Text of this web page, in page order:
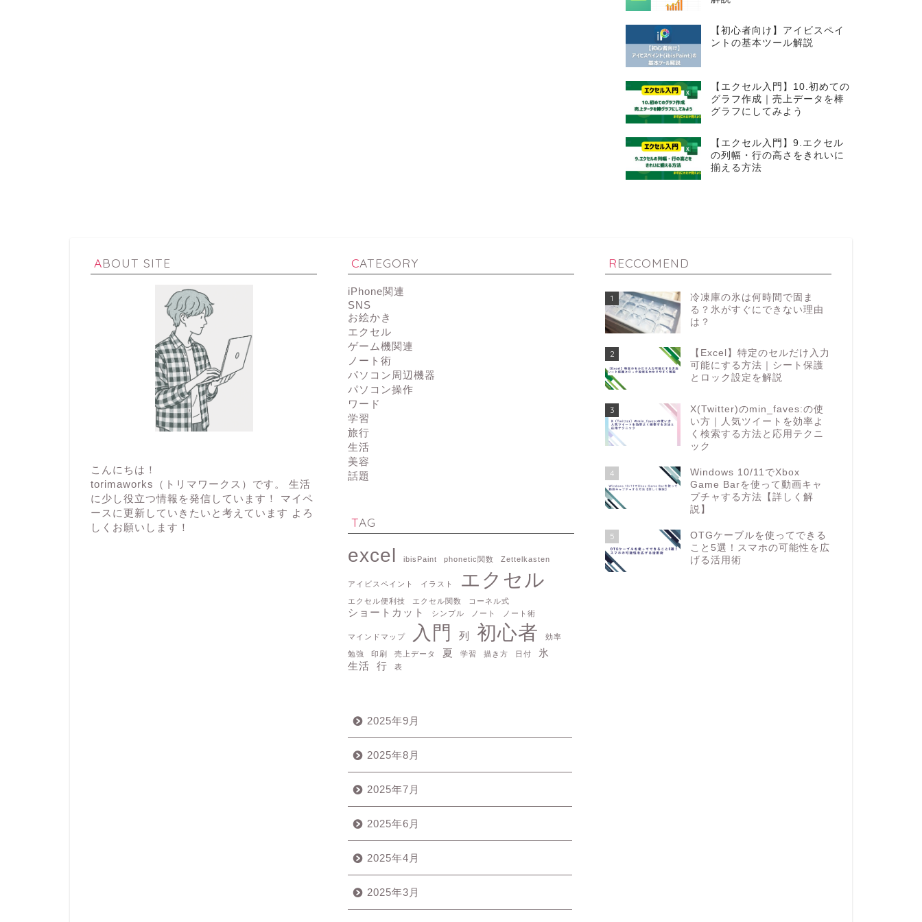
【初心者向け】アイビスペイ
ントの基本ツール解説
【エクセル入門】10.初めての
グラフ作成｜売上データを棒
グラフにしてみよう
【エクセル入門】9.エクセル
の列幅・行の高さをきれいに
揃える方法
ABOUT SITE
こんにちは！
torimaworks（トリマワークス）です。 生活
に少し役立つ情報を発信しています！ マイペ
ースに更新していきたいと考えています よろ
しくお願いします！
CATEGORY
iPhone関連
SNS
お絵かき
エクセル
ゲーム機関連
ノート術
パソコン周辺機器
パソコン操作
ワード
学習
旅行
生活
美容
話題
TAG
excel ibisPaint phonetic関数 Zettelkasten
アイビスペイント イラスト エクセル
エクセル便利技 エクセル関数 コーネル式
ショートカット シンプル ノート ノート術
マインドマップ 入門 列 初心者 効率
勉強 印刷 売上データ 夏 学習 描き方 日付
氷
生活
行 表
2025年9月
2025年8月
2025年7月
2025年6月
2025年4月
2025年3月
RECCOMEND
1
冷凍庫の氷は何時間で固ま
る？氷がすぐにできない理由
は？
2
【Excel】特定のセルだけ入力
可能にする方法｜シート保護
とロック設定を解説
3
X(Twitter)のmin_faves:の使
い方｜人気ツイートを効率よ
く検索する方法と応用テクニ
ック
4
Windows 10/11でXbox
Game Barを使って動画キャ
プチャする方法【詳しく解
説】
5
OTGケーブルを使ってできる
こと5選！スマホの可能性を広
げる活用術